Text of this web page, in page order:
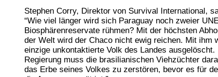
Stephen Corry, Direktor von Survival International,
“Wie viel länger wird sich Paraguay noch zweier
Biosphärenreservate rühmen? Mit der höchsten
der Welt wird der Chaco nicht ewig reichen. Mit ihm
einzige unkontaktierte Volk des Landes ausgelöscht.
Regierung muss die brasilianischen Viehzüchter
das Erbe seines Volkes zu zerstören, bevor es für